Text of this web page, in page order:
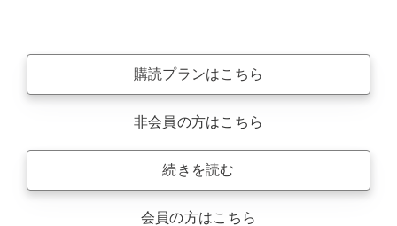
購読プランはこちら
非会員の方はこちら
続きを読む
会員の方はこちら